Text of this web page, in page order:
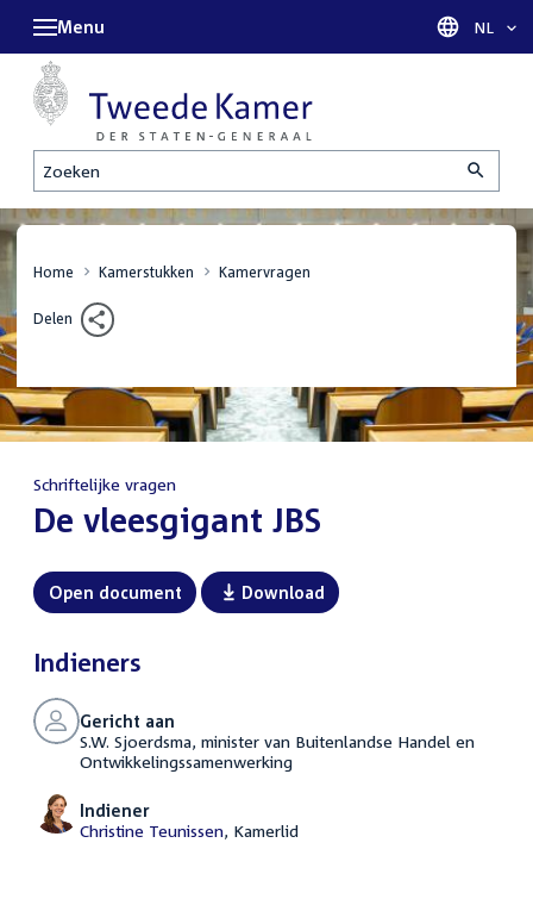
Zoeken
Menu Taal
NL
Home Kamerstukken Kamervragen
Delen
Schriftelijke vragen
:De vleesgigant JBS
Open document Download
Indieners
Gericht aan
S.W. Sjoerdsma, minister van Buitenlandse Handel en
Ontwikkelingssamenwerking
Indiener
Christine Teunissen, Kamerlid